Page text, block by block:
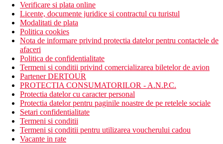
Verificare si plata online
Licente, documente juridice si contractul cu turistul
Modalitati de plata
Politica cookies
Nota de informare privind protectia datelor pentru contactele de
afaceri
Politica de confidentialitate
Termeni si conditii privind comercializarea biletelor de avion
Partener DERTOUR
PROTECTIA CONSUMATORILOR - A.N.P.C.
Protectia datelor cu caracter personal
Protectia datelor pentru paginile noastre de pe retelele sociale
Setari confidentialitate
Termeni si conditii
Termeni si conditii pentru utilizarea voucherului cadou
Vacante in rate